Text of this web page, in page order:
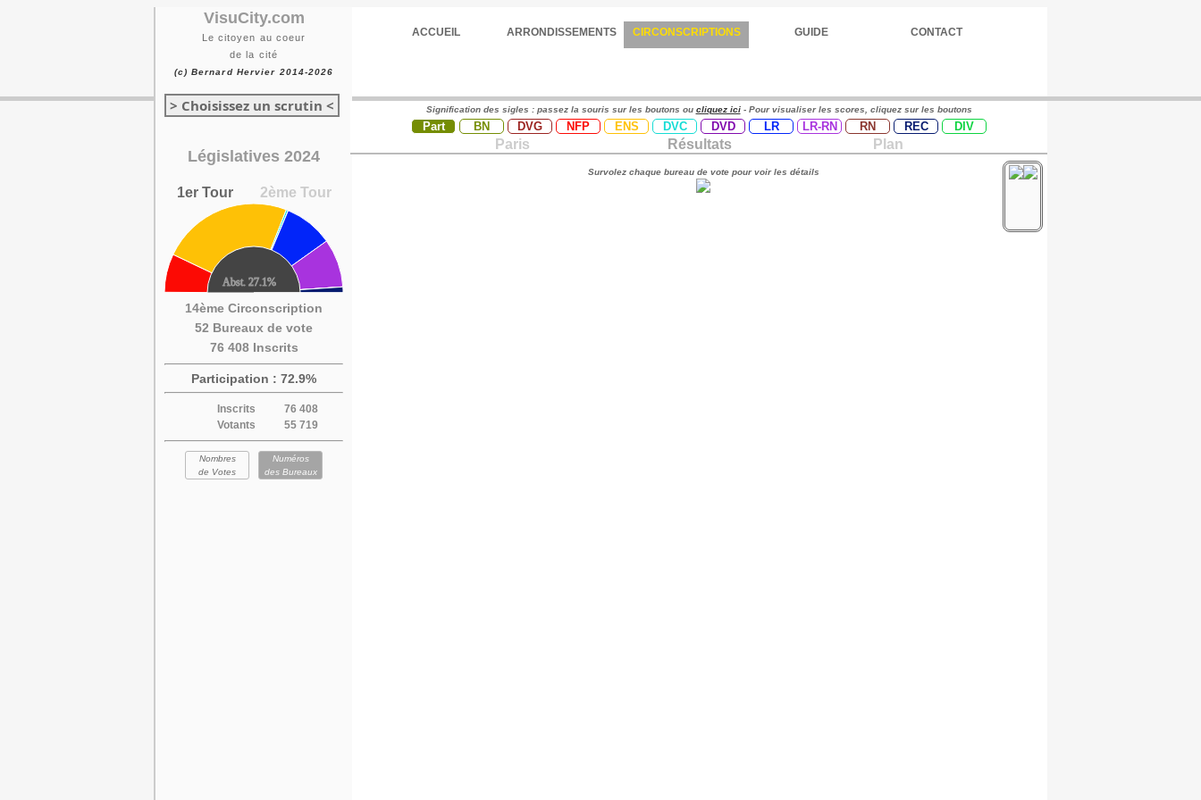
VisuCity.com
Le citoyen au coeur
de la cité
(c) Bernard Hervier 2014-2026
ACCUEIL ARRONDISSEMENTS CIRCONSCRIPTIONS GUIDE CONTACT
> Choisissez un scrutin <
Législatives 2024
1er Tour 2ème Tour
14ème Circonscription
52 Bureaux de vote
76 408 Inscrits
Participation : 72.9%
Inscrits
76 408
Votants
55 719
Nombres
de Votes
Numéros
des Bureaux
Signification des sigles : passez la souris sur les boutons ou cliquez ici- Pour visualiser les scores, cliquez sur les boutons
Part BN DVG NFP ENS DVC DVD LR LR-RN RN REC DIV
Paris Résultats Plan
Survolez chaque bureau de vote pour voir les détails